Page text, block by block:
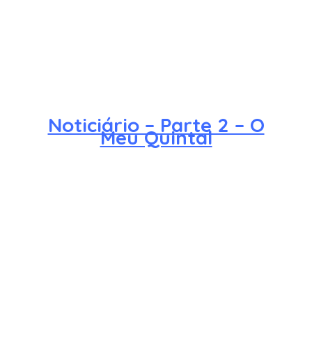
Noticiário – Parte 2 – O
Meu Quintal